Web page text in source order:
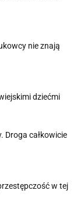
nie znają
dziećmi
Droga całkowicie
w tej